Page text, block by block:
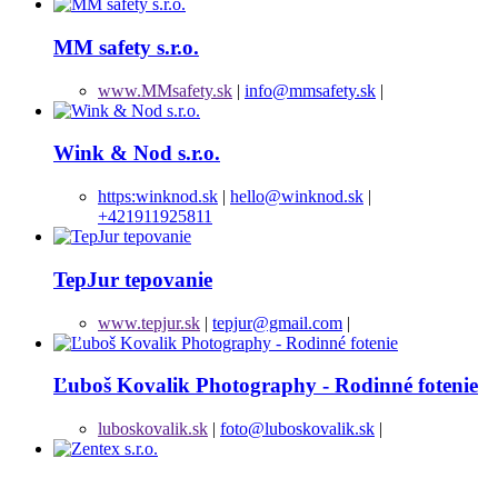
MM safety s.r.o.
www.MMsafety.sk | info@mmsafety.sk |
Wink & Nod s.r.o.
https:winknod.sk | hello@winknod.sk |
+421911925811
TepJur tepovanie
www.tepjur.sk | tepjur@gmail.com |
Ľuboš Kovalik Photography - Rodinné fotenie
luboskovalik.sk | foto@luboskovalik.sk |